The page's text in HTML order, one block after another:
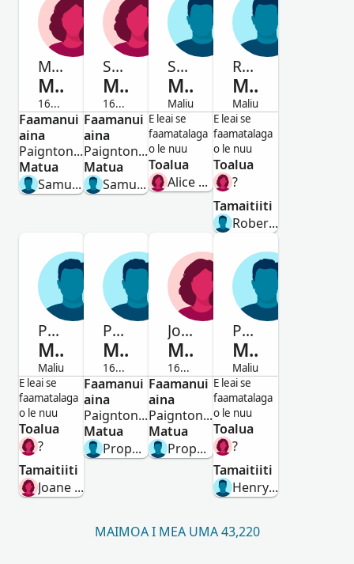
Mary
Muggard
1678-Maliu
Tamaitai
Faamanui
aina
Paignton,Devon,England
Matua
Samuell Muggard
Sarah
Muggard
1681-Maliu
Tamaitai
Faamanui
aina
Paignton,Devon,England
Matua
Samuell Muggard
Samuel
Muggard
Maliu
Alii
E leai se
faamatalaga
o le nuu
Toalua
Alice Dowst
Robert
Muggard
Maliu
Alii
E leai se
faamatalaga
o le nuu
Toalua
?
Tamaitiiti
Robert Muggard
Prophet
Muggard
Maliu
Alii
E leai se
faamatalaga
o le nuu
Toalua
?
Tamaitiiti
Joane Muggard
Prophett
Muggard
1682-Maliu
Alii
Faamanui
aina
Paignton,Devon,England
Matua
Prophett Muggard
Joane
Muggard
1689-Maliu
Tamaitai
Faamanui
aina
Paignton,Devon,England
Matua
Prophet Muggard
Prophett
Muggard
Maliu
Alii
E leai se
faamatalaga
o le nuu
Toalua
?
Tamaitiiti
Henry Muggard
MAIMOA I MEA UMA 43,220